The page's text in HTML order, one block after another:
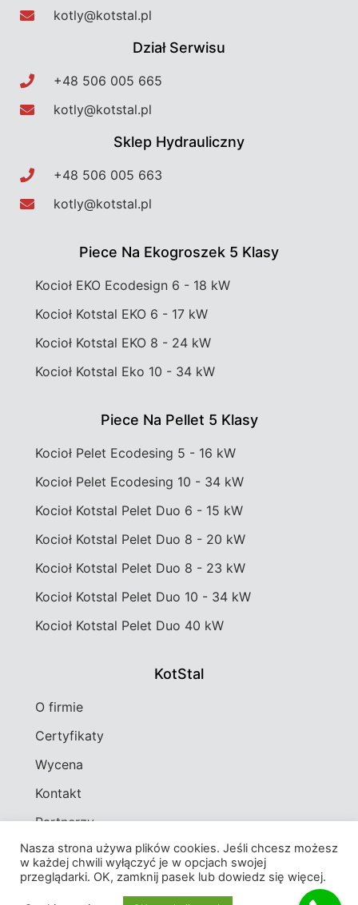
kotly@kotstal.pl​​
Dział Serwisu
+48 506 005 665​
kotly@kotstal.pl​​
Sklep Hydrauliczny
+48 506 005 663​
kotly@kotstal.pl​​
Piece Na Ekogroszek 5 Klasy
Kocioł EKO Ecodesign 6 - 18 kW
Kocioł Kotstal EKO 6 - 17 kW
Kocioł Kotstal EKO 8 - 24 kW
Kocioł Kotstal Eko 10 - 34 kW
Piece Na Pellet 5 Klasy
Kocioł Pelet Ecodesing 5 - 16 kW
Kocioł Pelet Ecodesing 10 - 34 kW
Kocioł Kotstal Pelet Duo 6 - 15 kW
Kocioł Kotstal Pelet Duo 8 - 20 kW
Kocioł Kotstal Pelet Duo 8 - 23 kW
Kocioł Kotstal Pelet Duo 10 - 34 kW
Kocioł Kotstal Pelet Duo 40 kW
KotStal
O firmie
Certyfikaty
Wycena
Kontakt
Partnerzy
© All rights reserved
Nasza strona używa plików cookies. Jeśli chcesz możesz
w każdej chwili wyłączyć je w opcjach swojej
przeglądarki. OK, zamknij pasek lub dowiedz się więcej.